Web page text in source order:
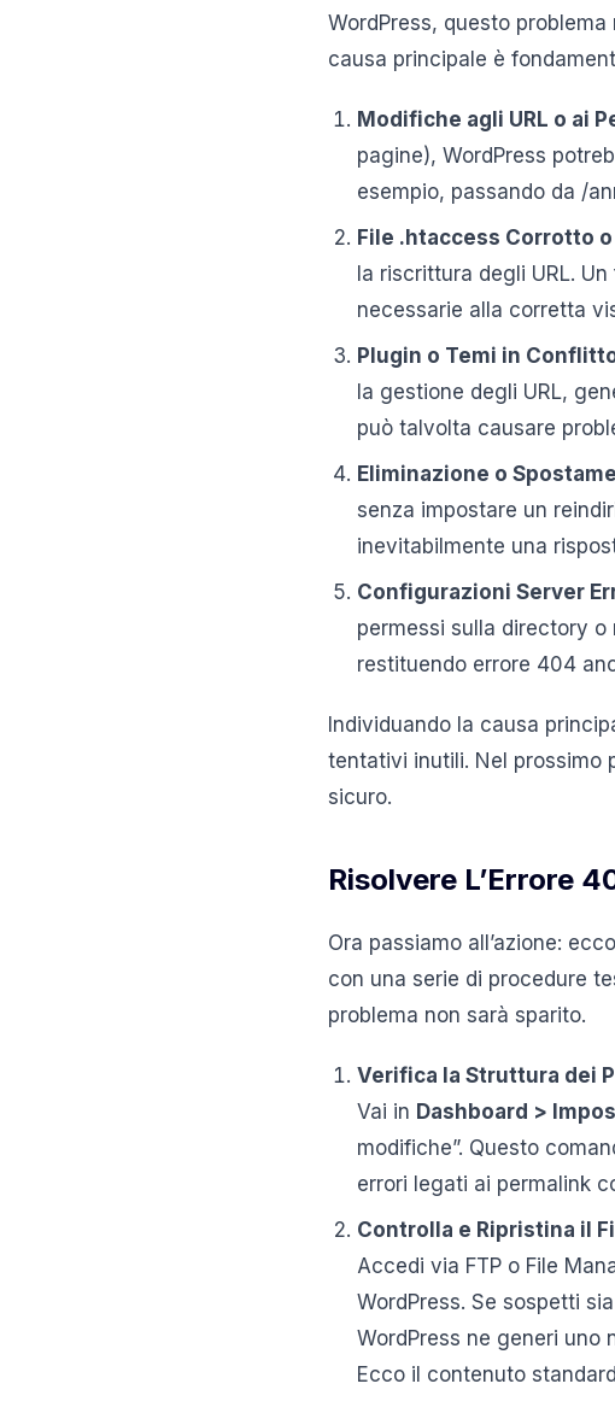
WordPress, questo
causa principale è
Modifiche agli URL o ai
pagine), WordPress
esempio, passando da /
File .htaccess Corrotto
la riscrittura degli URL.
necessarie alla corretta
Plugin o Temi in
la gestione degli URL,
può talvolta causare
Eliminazione o
senza impostare un
inevitabilmente una
Configurazioni Server
permessi sulla directory o
restituendo errore 404
Individuando la causa
tentativi inutili. Nel prossimo
sicuro.
Risolvere L’Errore
Ora passiamo all’azione:
con una serie di procedure
problema non sarà sparito.
Verifica la Struttura dei
Vai in Dashboard >
modifiche”. Questo
errori legati ai permalink
Controlla e Ripristina il
Accedi via FTP o File
WordPress. Se sospetti
WordPress ne generi uno
Ecco il contenuto